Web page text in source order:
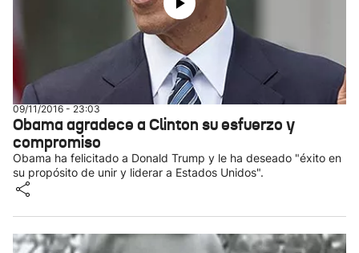
09/11/2016 - 23:03
Obama agradece a Clinton su esfuerzo y
compromiso
Obama ha felicitado a Donald Trump y le ha deseado "éxito en
su propósito de unir y liderar a Estados Unidos".